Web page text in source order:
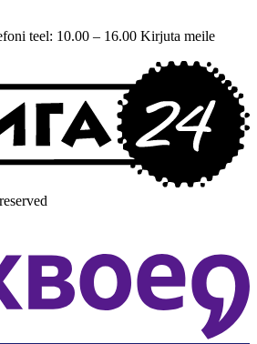
teel: 10.00 – 16.00 Kirjuta meile